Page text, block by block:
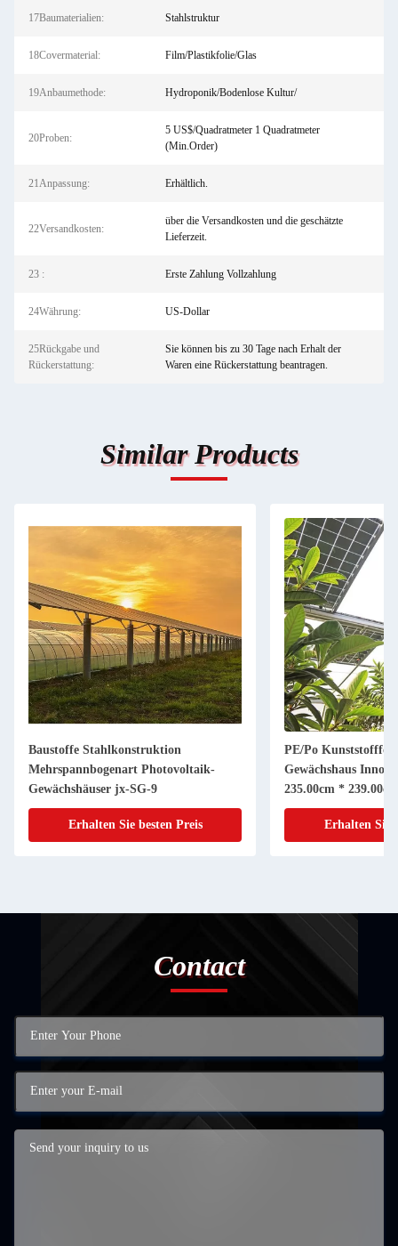
17Baumaterialien: Stahlstruktur
18Covermaterial: Film/Plastikfolie/Glas
19Anbaumethode: Hydroponik/Bodenlose Kultur/
20Proben:
5 US$/Quadratmeter 1 Quadratmeter
(Min.Order)
21Anpassung: Erhältlich.
22Versandkosten:
über die Versandkosten und die geschätzte
Lieferzeit.
23 : Erste Zahlung Vollzahlung
24Währung: US-Dollar
25Rückgabe und
Rückerstattung:
Sie können bis zu 30 Tage nach Erhalt der
Waren eine Rückerstattung beantragen.
Similar Products
Baustoffe Stahlkonstruktion
Mehrspannbogenart Photovoltaik-
Gewächshäuser jx-SG-9
Erhalten Sie besten Preis
PE/Po
Gewächshaus
235.00cm * 239.00cm
Erhalten Sie
Contact